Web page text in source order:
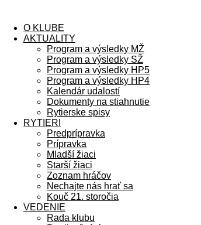
O KLUBE
AKTUALITY
Program a výsledky MŽ
Program a výsledky SŽ
Program a výsledky HP5
Program a výsledky HP4
Kalendár udalostí
Dokumenty na stiahnutie
Rytierske spisy
RYTIERI
Predprípravka
Prípravka
Mladší žiaci
Starší žiaci
Zoznam hráčov
Nechajte nás hrať sa
Kouč 21. storočia
VEDENIE
Rada klubu